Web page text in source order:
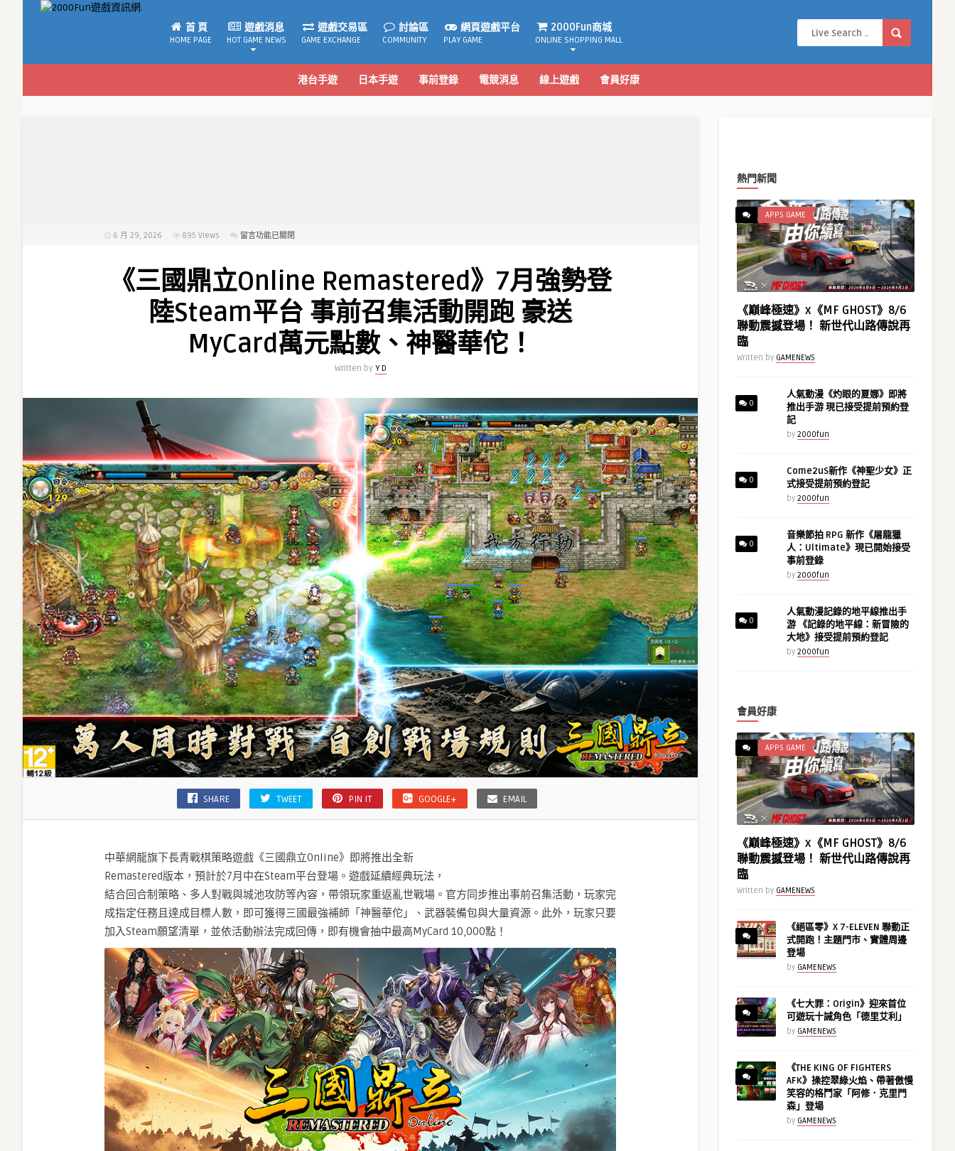
首 頁
HOME PAGE
遊戲消息
HOT GAME NEWS
遊戲交易區
GAME EXCHANGE
討論區
COMMUNITY
網頁遊戲平台
PLAY GAME
2000Fun商城
ONLINE SHOPPING MALL
港台手遊 日本手遊 事前登錄 電競消息 線上遊戲 會員好康
6 月 29, 2026 895 Views
在
鼎
Online
Remastered》
7
平
台
事
前
召
集
活
動
開
跑
豪
送
MyCard
萬
元
點
數、
神
醫
華
佗！〉
留言功能已關閉
《三國鼎立Online Remastered》7月強勢登
陸Steam平台 事前召集活動開跑 豪送
MyCard萬元點數、神醫華佗！
Written by Y D
SHARE TWEET PIN IT GOOGLE+ EMAIL
中華網龍旗下長青戰棋策略遊戲《三國鼎立Online》即將推出全新
Remastered版本，預計於7月中在Steam平台登場。遊戲延續經典玩法，
結合回合制策略、多人對戰與城池攻防等內容，帶領玩家重返亂世戰場。官方同步推出事前召集活動，玩家完
成指定任務且達成目標人數，即可獲得三國最強補師「神醫華佗」、武器裝備包與大量資源。此外，玩家只要
加入Steam願望清單，並依活動辦法完成回傳，即有機會抽中最高MyCard 10,000點！
熱門新聞
APPS GAME
《巔峰極速》x《MF GHOST》8/6
聯動震撼登場！ 新世代山路傳說再
臨
Written by GAMENEWS
0
人氣動漫《灼眼的夏娜》即將
推出手游 現已接受提前預約登
記
by 2000fun
0
Come2uS新作《神聖少女》正
式接受提前預約登記
by 2000fun
0
音樂節拍 RPG 新作《屠龍獵
人：Ultimate》現已開始接受
事前登錄
by 2000fun
0
人氣動漫記錄的地平線推出手
游 《記錄的地平線：新冒險的
大地》接受提前預約登記
by 2000fun
會員好康
APPS GAME
《巔峰極速》x《MF GHOST》8/6
聯動震撼登場！ 新世代山路傳說再
臨
Written by GAMENEWS
《絕區零》X 7-ELEVEN 聯動正
式開跑！主題門市、實體周邊
登場
by GAMENEWS
《七大罪：Origin》迎來首位
可遊玩十誡角色「德里艾利」
by GAMENEWS
《THE KING OF FIGHTERS
AFK》操控翠綠火焰、帶著傲慢
笑容的格鬥家「阿修．克里門
森」登場
by GAMENEWS